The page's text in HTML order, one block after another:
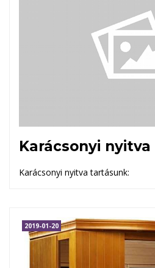
Karácsonyi
Karácsonyi nyitva tartásunk:
2019-01-20